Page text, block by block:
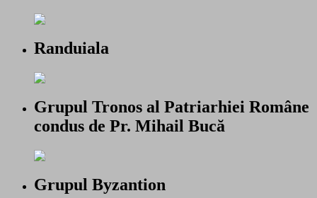
Randuiala
Grupul Tronos al Patriarhiei Române
condus de Pr. Mihail Bucă
Grupul Byzantion